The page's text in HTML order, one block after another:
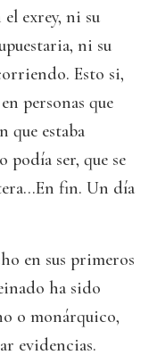
exrey, ni su
ni su
Esto si,
personas que
que estaba
podía ser, que se
fin. Un día
en sus primeros
ha sido
o monárquico,
evidencias.